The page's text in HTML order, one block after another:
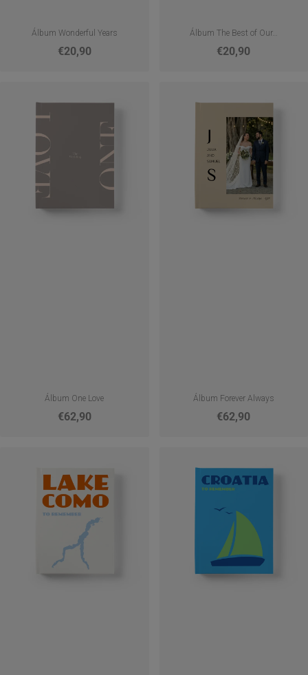
Álbum Wonderful Years
€20,90
Álbum The Best of Our…
€20,90
Álbum One Love
€62,90
Álbum Forever Always
€62,90